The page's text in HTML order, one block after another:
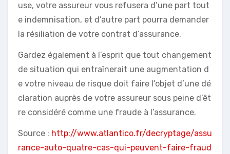
use, votre assureur vous refusera d’une part tout
e indemnisation, et d’autre part pourra demander
la résiliation de votre contrat d’assurance.
Gardez également à l’esprit que tout changement
de situation qui entraînerait une augmentation d
e votre niveau de risque doit faire l’objet d’une dé
claration auprès de votre assureur sous peine d’êt
re considéré comme une fraude à l’assurance.
Source : http://www.atlantico.fr/decryptage/assu
rance-auto-quatre-cas-qui-peuvent-faire-fraud